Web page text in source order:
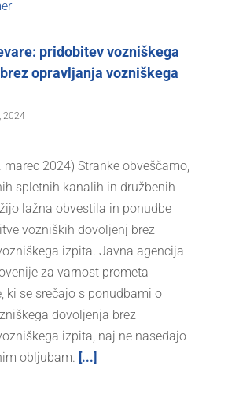
pridobitev vozniškega
opravljanja vozniškega
2024
marec 2024) Stranke obveščamo,
spletnih kanalih in družbenih
lažna obvestila in ponudbe
vozniških dovoljenj brez
izpita. Javna agencija
za varnost prometa
ki se srečajo s ponudbami o
dovoljenja brez
izpita, naj ne nasedajo
obljubam. [...]